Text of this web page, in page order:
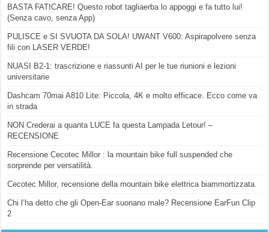
BASTA FATICARE! Questo robot tagliaerba lo appoggi e fa tutto lui!
(Senza cavo, senza App)
PULISCE e SI SVUOTA DA SOLA! UWANT V600: Aspirapolvere senza
fili con LASER VERDE!
NUASI B2-1: trascrizione e riassunti AI per le tue riunioni e lezioni
universitarie
Dashcam 70mai A810 Lite: Piccola, 4K e molto efficace. Ecco come va
in strada
NON Crederai a quanta LUCE fa questa Lampada Letour! –
RECENSIONE
Recensione Cecotec Millor : la mountain bike full suspended che
sorprende per versatilità.
Cecotec Millor, recensione della mountain bike elettrica biammortizzata.
Chi l’ha detto che gli Open-Ear suonano male? Recensione EarFun Clip
2